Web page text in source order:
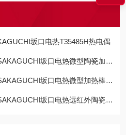
坂口电热T35485H热电偶
坂口电热微型陶瓷加热器MC1010
坂口电热微型加热棒C2JX5A
坂口电热远红外陶瓷加热器YIR12040